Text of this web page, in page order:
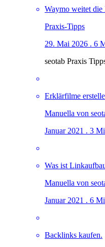
Waymo weitet die
Praxis-Tipps
29. Mai 2026 . 6
seotab Praxis
Erklärfilme
Manuella von
Januar 2021 . 3
Was ist
Manuella von
Januar 2021 . 6
Backlinks kaufen.